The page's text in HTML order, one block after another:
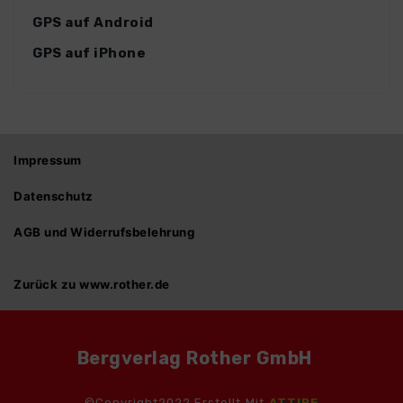
GPS auf Android
GPS auf iPhone
Impressum
Datenschutz
AGB und Widerrufsbelehrung
Zurück zu www.rother.de
Bergverlag Rother GmbH